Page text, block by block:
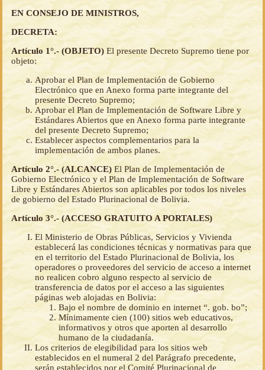
EN CONSEJO DE MINISTROS,
DECRETA:
Artículo 1°.- (OBJETO) El presente Decreto Supremo tiene por
objeto:
Aprobar el Plan de Implementación de Gobierno
Electrónico que en Anexo forma parte integrante del
presente Decreto Supremo;
Aprobar el Plan de Implementación de Software Libre y
Estándares Abiertos que en Anexo forma parte integrante
del presente Decreto Supremo;
Establecer aspectos complementarios para la
implementación de ambos planes.
Artículo 2°.- (ALCANCE) El Plan de Implementación de
Gobierno Electrónico y el Plan de Implementación de Software
Libre y Estándares Abiertos son aplicables por todos los niveles
de gobierno del Estado Plurinacional de Bolivia.
Artículo 3°.- (ACCESO GRATUITO A PORTALES)
El Ministerio de Obras Públicas, Servicios y Vivienda
establecerá las condiciones técnicas y normativas para que
en el territorio del Estado Plurinacional de Bolivia, los
operadores o proveedores del servicio de acceso a internet
no realicen cobro alguno respecto al servicio de
transferencia de datos por el acceso a las siguientes
páginas web alojadas en Bolivia:
Bajo el nombre de dominio en internet “. gob. bo”;
Mínimamente cien (100) sitios web educativos,
informativos y otros que aporten al desarrollo
humano de la ciudadanía.
Los criterios de elegibilidad para los sitios web
establecidos en el numeral 2 del Parágrafo precedente,
serán establecidos por el Comité Plurinacional de